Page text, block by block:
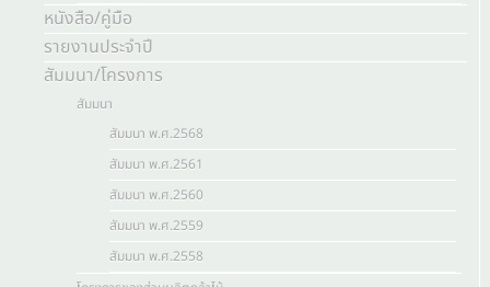
หนังสือ/คู่มือ
รายงานประจำปี
สัมมนา/โครงการ
สัมมนา
สัมมนา พ.ศ.2568
สัมมนา พ.ศ.2561
สัมมนา พ.ศ.2560
สัมมนา พ.ศ.2559
สัมมนา พ.ศ.2558